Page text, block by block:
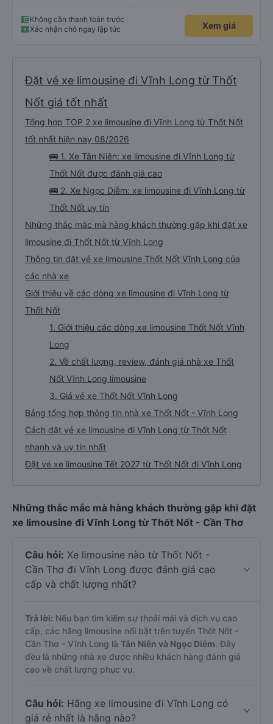
Không cần thanh toán trước
Xác nhận chỗ ngay lập tức
Xem giá
Đặt vé xe limousine đi Vĩnh Long từ Thốt
Nốt giá tốt nhất
Tổng hợp TOP 2 xe limousine đi Vĩnh Long từ Thốt Nốt
tốt nhất hiện nay 08/2026
🚌 1. Xe Tân Niên: xe limousine đi Vĩnh Long từ
Thốt Nốt được đánh giá cao
🚌 2. Xe Ngọc Diễm: xe limousine đi Vĩnh Long từ
Thốt Nốt uy tín
Những thắc mắc mà hàng khách thường gặp khi đặt xe
limousine đi Thốt Nốt từ Vĩnh Long
Thông tin đặt vé xe limousine Thốt Nốt Vĩnh Long của
các nhà xe
Giới thiệu về các dòng xe limousine đi Vĩnh Long từ
Thốt Nốt
1. Giới thiệu các dòng xe limousine Thốt Nốt Vĩnh
Long
2. Về chất lượng, review, đánh giá nhà xe Thốt
Nốt Vĩnh Long limousine
3. Giá vé xe Thốt Nốt Vĩnh Long
Bảng tổng hợp thông tin nhà xe Thốt Nốt - Vĩnh Long
Cách đặt vé xe limousine đi Vĩnh Long từ Thốt Nốt
nhanh và uy tín nhất
Đặt vé xe limousine Tết 2027 từ Thốt Nốt đi Vĩnh Long
Những thắc mắc mà hàng khách thường gặp khi đặt
xe limousine đi Vĩnh Long từ Thốt Nốt - Cần Thơ
Câu hỏi: Xe limousine nào từ Thốt Nốt -
Cần Thơ đi Vĩnh Long được đánh giá cao
cấp và chất lượng nhất?
Trả lời: Nếu bạn tìm kiếm sự thoải mái và dịch vụ cao
cấp, các hãng limousine nổi bật trên tuyến Thốt Nốt -
Cần Thơ - Vĩnh Long là Tân Niên và Ngọc Diễm. Đây
đều là những nhà xe được nhiều khách hàng đánh giá
cao về chất lượng phục vụ.
Câu hỏi: Hãng xe limousine đi Vĩnh Long có
giá rẻ nhất là hãng nào?